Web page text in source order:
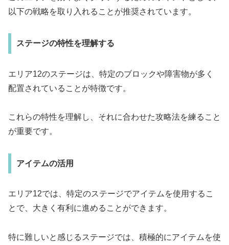
以下の戦略を取り入れることが推奨されています。
ステージの特性を理解する
エリア12のステージは、特定のブロックや障害物が多く
配置されていることが特徴です。
これらの特性を理解し、それに合わせた攻略法を練ること
が重要です。
アイテムの活用
エリア12では、特定のステージでアイテムを使用するこ
とで、大きく有利に進めることができます。
特に難しいと感じるステージでは、積極的にアイテムを使